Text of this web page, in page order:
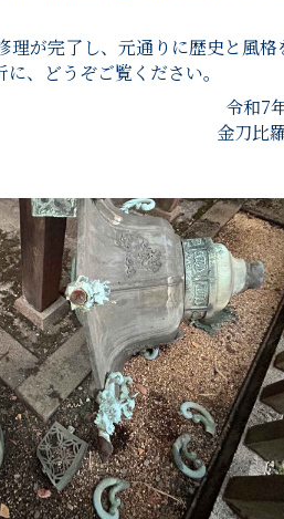
理が完了し、元通りに歴史と風格
、どうぞご覧ください。
令和7
金刀比